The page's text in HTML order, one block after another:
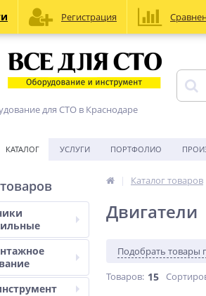
для СТО в Краснодаре
КАТАЛОГ УСЛУГИ ПОРТФОЛИО
Каталог товаров
Двигатели
Подобрать товары
Товаров: 15
Регистрация